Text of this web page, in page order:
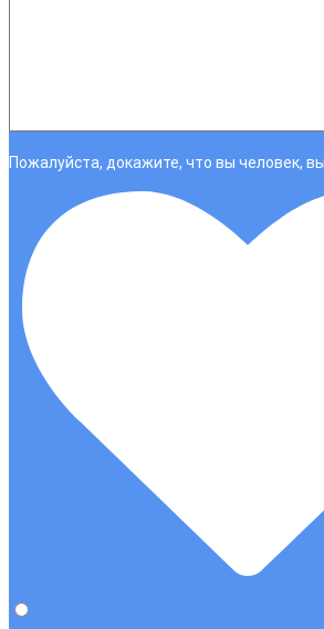
Пожалуйста, докажите, что вы человек,